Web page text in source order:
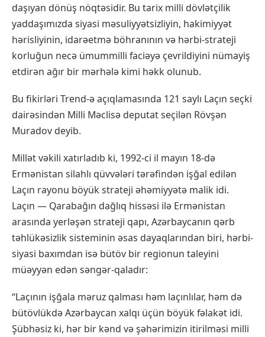
daşıyan dönüş nöqtəsidir. Bu tarix milli dövlətçilik
yaddaşımızda siyasi məsuliyyətsizliyin, hakimiyyət
hərisliyinin, idarəetmə böhranının və hərbi-strateji
korluğun necə ümummilli faciəyə çevrildiyini nümayiş
etdirən ağır bir mərhələ kimi həkk olunub.
Bu fikirləri Trend-ə açıqlamasında 121 saylı Laçın seçki
dairəsindən Milli Məclisə deputat seçilən Rövşən
Muradov deyib.
Millət vəkili xatırladıb ki, 1992-ci il mayın 18-də
Ermənistan silahlı qüvvələri tərəfindən işğal edilən
Laçın rayonu böyük strateji əhəmiyyətə malik idi.
Laçın — Qarabağın dağlıq hissəsi ilə Ermənistan
arasında yerləşən strateji qapı, Azərbaycanın qərb
təhlükəsizlik sisteminin əsas dayaqlarından biri, hərbi-
siyasi baxımdan isə bütöv bir regionun taleyini
müəyyən edən səngər-qaladır:
“Laçının işğala məruz qalması həm laçınlılar, həm də
bütövlükdə Azərbaycan xalqı üçün böyük fəlakət idi.
Şübhəsiz ki, hər bir kənd və şəhərimizin itirilməsi milli